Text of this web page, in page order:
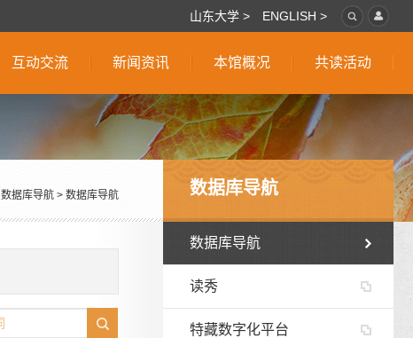
山东大学 > ENGLISH >
互动交流 新闻资讯 本馆概况 共读活动
数据库导航
数据库导航
读秀
特藏数字化平台
数据库导航 > 数据库导航